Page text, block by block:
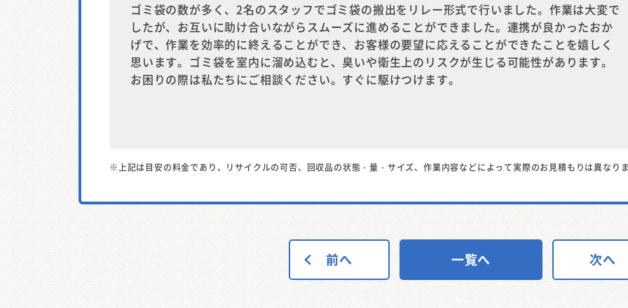
ゴミ袋の数が多く、2名のスタッフでゴミ袋の搬出をリレー形式で行いました。作業は大変で
したが、お互いに助け合いながらスムーズに進めることができました。連携が良かったおか
げで、作業を効率的に終えることができ、お客様の要望に応えることができたことを嬉しく
思います。ゴミ袋を室内に溜め込むと、臭いや衛生上のリスクが生じる可能性があります。
お困りの際は私たちにご相談ください。すぐに駆けつけます。
※上記は目安の料金であり、リサイクルの可否、回収品の状態・量・サイズ、作業内容などによって実際のお見積もりは異なり
前へ 一覧へ 次へ